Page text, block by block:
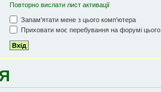
Повторно вислати лист активації
Запам'ятати мене з цього комп'ютера
Приховати моє перебування на форумі